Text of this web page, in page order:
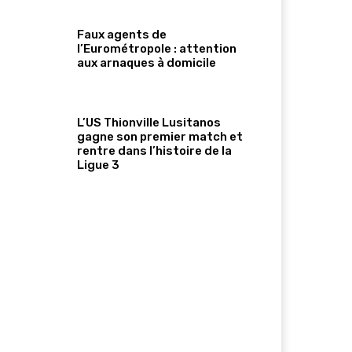
Faux agents de
l’Eurométropole : attention
aux arnaques à domicile
L’US Thionville Lusitanos
gagne son premier match et
rentre dans l’histoire de la
Ligue 3